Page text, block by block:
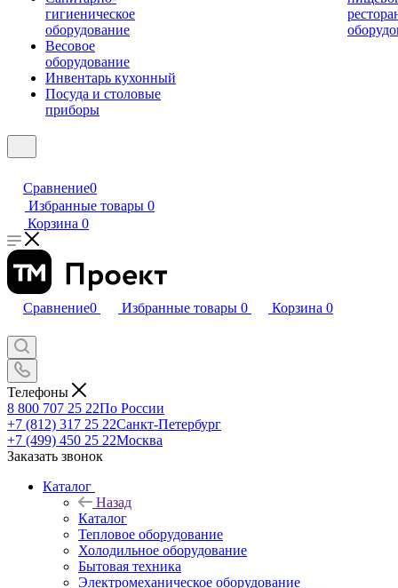
гигиеническое
оборудование
Весовое
оборудование
Инвентарь кухонный
Посуда и столовые
приборы
Сравнение0
Избранные товары 0
Корзина 0
Сравнение0 Избранные товары 0 Корзина 0
Телефоны
8 800 707 25 22По России
+7 (812) 317 25 22Санкт-Петербург
+7 (499) 450 25 22Москва
Заказать звонок
Каталог
Назад
Каталог
Тепловое оборудование
Холодильное оборудование
Бытовая техника
Электромеханическое оборудование